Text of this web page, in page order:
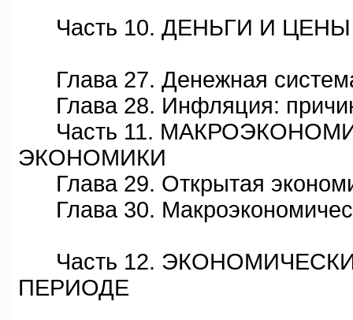
Часть 10. ДЕНЬГИ И
Глава 27. Денежная
Глава 28. Инфляция:
Часть 11.
ЭКОНОМИКИ
Глава 29. Открытая
Глава 30.
Часть 12.
ПЕРИОДЕ